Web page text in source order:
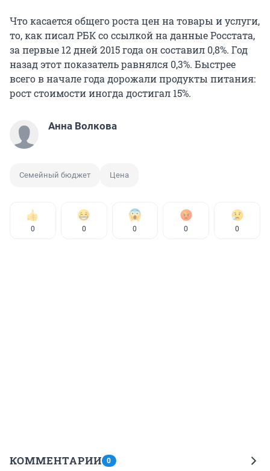
Что касается общего роста цен на товары и услуги,
то, как писал РБК со ссылкой на данные Росстата,
за первые 12 дней 2015 года он составил 0,8%. Год
назад этот показатель равнялся 0,3%. Быстрее
всего в начале года дорожали продукты питания:
рост стоимости иногда достигал 15%.
Анна Волкова
Семейный бюджет Цена
0 0 0 0 0
КОММЕНТАРИИ 0